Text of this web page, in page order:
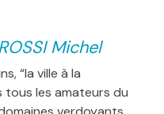
Michel
“la ville à la
tous les amateurs du